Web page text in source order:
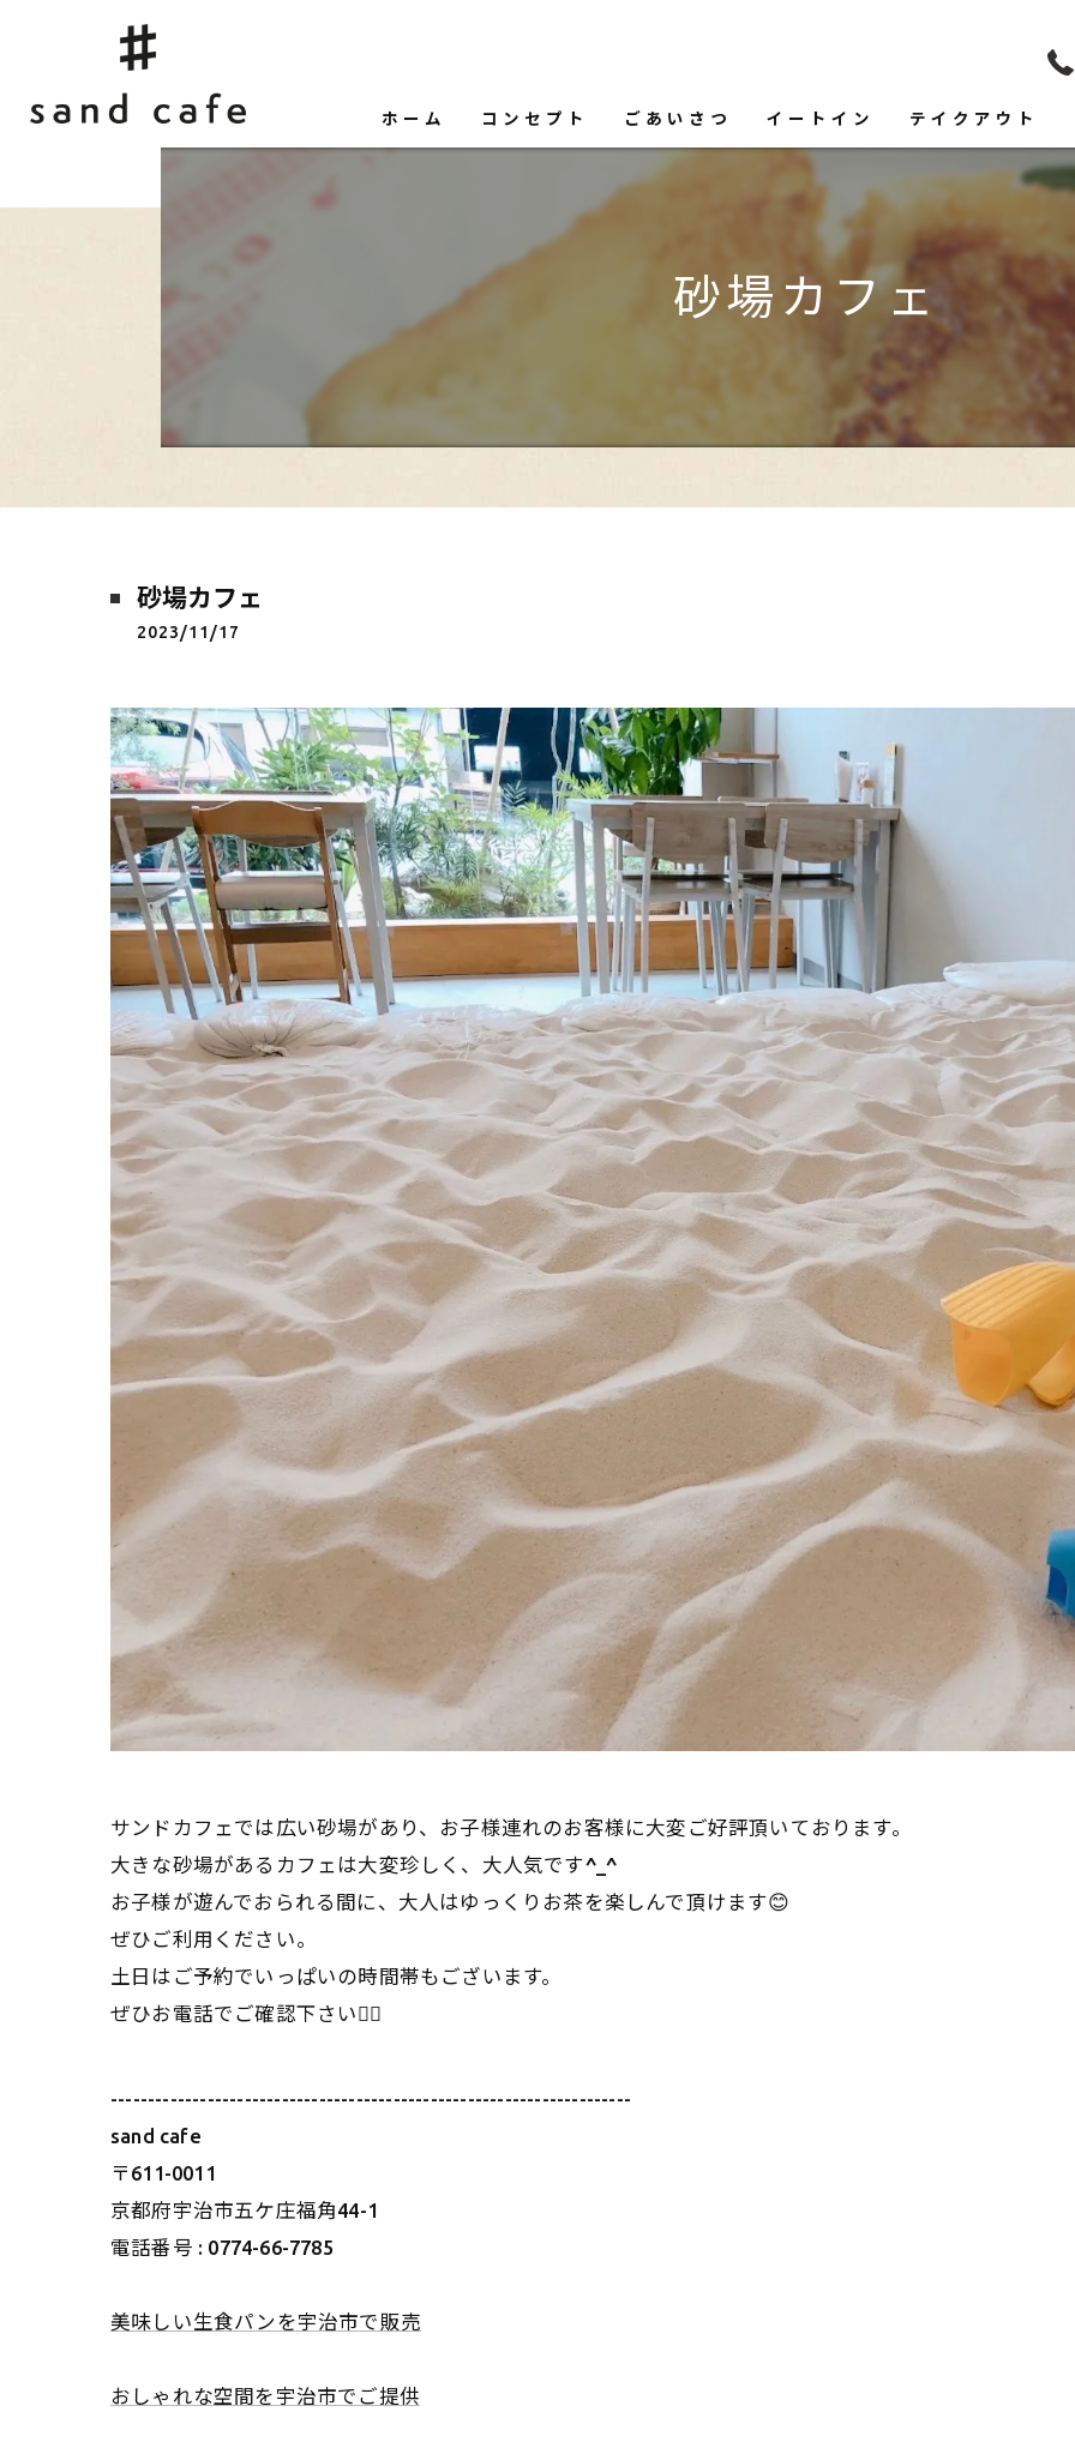
ホーム コンセプト ごあいさつ イートイン
フード
ドリンク
テイクアウト
砂場カフェ
砂場カフェ
2023/11/17
サンドカフェでは広い砂場があり、お子様連れのお客様に大変ご好評頂いております。
大きな砂場があるカフェは大変珍しく、大人気です^_^
お子様が遊んでおられる間に、大人はゆっくりお茶を楽しんで頂けます😊
ぜひご利用ください。
土日はご予約でいっぱいの時間帯もございます。
ぜひお電話でご確認下さい🙇‍♀️
----------------------------------------------------------------------
sand cafe
〒611-0011
京都府宇治市五ケ庄福角44-1
電話番号 : 0774-66-7785
美味しい生食パンを宇治市で販売
おしゃれな空間を宇治市でご提供